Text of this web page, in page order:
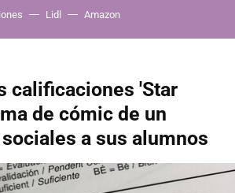
Lidl Amazon
calificaciones 'Star
de cómic de un
a sus alumnos